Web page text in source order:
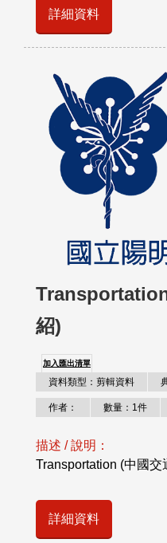
詳細資料
紹)
加入匯出清單
資料類型：剪輯資料
作者： 數量：1件
描述 / 說明：
Transportation (中國交
詳細資料